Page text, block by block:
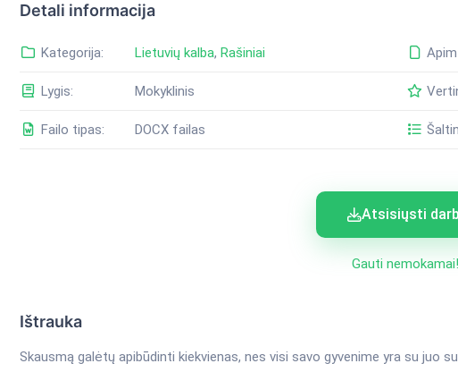
Detali informacija
Kategorija: Lietuvių kalba, Rašiniai
Lygis: Mokyklinis
Failo tipas: DOCX failas
Atsisiųsti
Gauti nemokamai!
Ištrauka
Skausmą galėtų apibūdinti kiekvienas, nes visi savo gyvenime yra su juo